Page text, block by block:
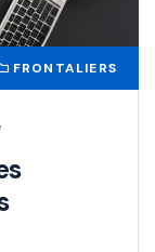
FRONTALIERS